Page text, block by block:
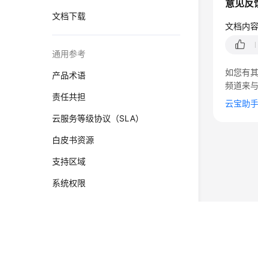
文档下载
通用参考
产品术语
责任共担
云服务等级协议（SLA）
白皮书资源
支持区域
系统权限
意见反
文档内
如您有
频道来
云宝助